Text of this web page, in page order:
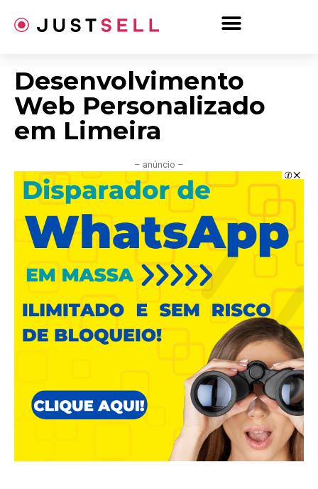
para
Desenvolvimento
Web Personalizado
em Limeira
– anúncio –